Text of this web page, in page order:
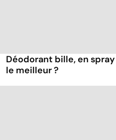
Déodorant bille, en
le meilleur ?